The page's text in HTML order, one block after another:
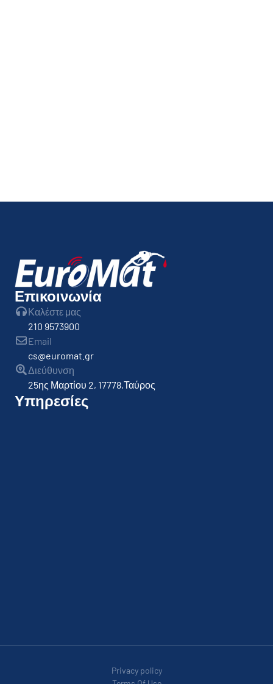
Επικοινωνία
Καλέστε μας
210 9573900
Email
cs@euromat.gr
Διεύθυνση
25ης Μαρτίου 2, 17778,Ταύρος
Υπηρεσίες
Privacy policy